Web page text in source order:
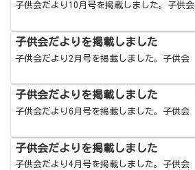
子供会だより10月号を掲載しました。子供会
子供会だよりを掲載しました
子供会だより2月号を掲載しました。子供会
子供会だよりを掲載しました
子供会だより6月号を掲載しました。子供会
子供会だよりを掲載しました
子供会だより4月号を掲載しました。子供会